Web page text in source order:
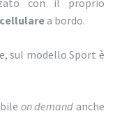
con il proprio
a bordo.
sul modello Sport è
on demand anche